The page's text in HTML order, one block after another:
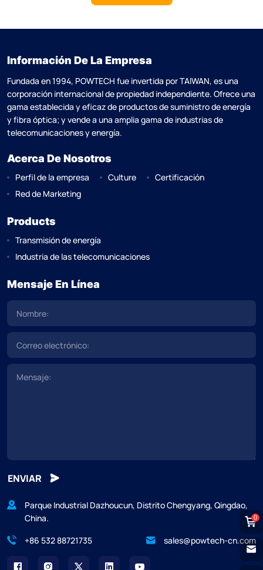
Información De La Empresa
Fundada en 1994, POWTECH fue invertida por TAlWAN, es una
corporación internacional de propiedad independiente. Ofrece una
gama establecida y eficaz de productos de suministro de energía
y fibra óptica; y vende a una amplia gama de industrias de
telecomunicaciones y energía.
Acerca De Nosotros
Perfil de la empresa Culture
Certificación
Red de Marketing
Products
Transmisión de energía
Industria de las telecomunicaciones
Mensaje En Línea
ENVIAR
Parque Industrial Dazhoucun, Distrito Chengyang, Qingdao,
China.
+86 532 88721735
sales@powtech-cn.com
0